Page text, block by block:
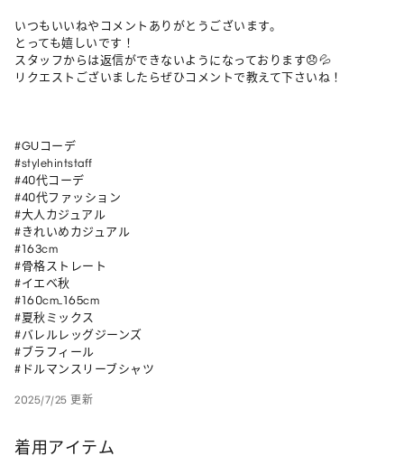
いつもいいねやコメントありがとうございます。
とっても嬉しいです！
スタッフからは返信ができないようになっております😞💦
リクエストございましたらぜひコメントで教えて下さいね！
#GUコーデ
#stylehintstaff
#40代コーデ
#40代ファッション
#大人カジュアル
#きれいめカジュアル
#163cm
#骨格ストレート
#イエベ秋
#160cm_165cm
#夏秋ミックス
#バレルレッグジーンズ
#ブラフィール
#ドルマンスリーブシャツ
2025/7/25 更新
着用アイテム